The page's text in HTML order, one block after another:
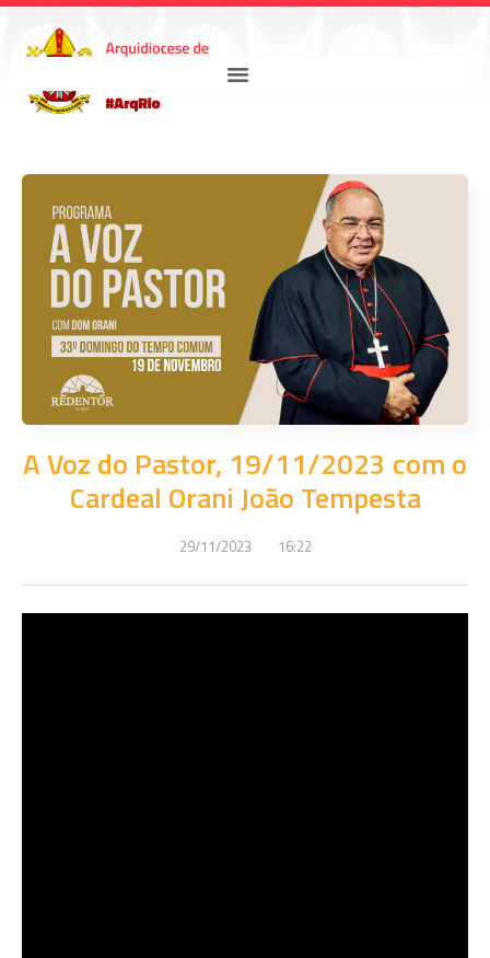
A Voz do Pastor, 19/11/2023 com o
Cardeal Orani João Tempesta
29/11/2023 16:22